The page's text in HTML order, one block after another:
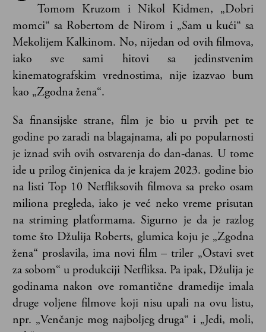
Tomom Kruzom i Nikol Kidmen, „Dobri
momci“ sa Robertom de Nirom i „Sam u kući“ sa
Mekolijem Kalkinom. No, nijedan od ovih filmova,
iako sve sami hitovi sa jedinstvenim
kinematografskim vrednostima, nije izazvao bum
kao „Zgodna žena“.
Sa finansijske strane, film je bio u prvih pet te
godine po zaradi na blagajnama, ali po popularnosti
je iznad svih ovih ostvarenja do dan-danas. U tome
ide u prilog činjenica da je krajem 2023. godine bio
na listi Top 10 Netfliksovih filmova sa preko osam
miliona pregleda, iako je već neko vreme prisutan
na striming platformama. Sigurno je da je razlog
tome što Džulija Roberts, glumica koju je „Zgodna
žena“ proslavila, ima novi film – triler „Ostavi svet
za sobom“ u produkciji Netfliksa. Pa ipak, Džulija je
godinama nakon ove romantične dramedije imala
druge voljene filmove koji nisu upali na ovu listu,
npr. „Venčanje mog najboljeg druga“ i „Jedi, moli,